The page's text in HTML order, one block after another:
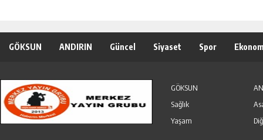
GÖKSUN ANDIRIN Güncel Siyaset Spor
GÖKSUN
Sağlık
Yaşam